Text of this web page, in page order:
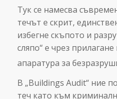
Тук се намесва
течът е скрит,
избегне скъпото и
сляпо“ е чрез
апаратура за
В „Buildings Audit“ ние
теч като към